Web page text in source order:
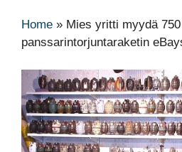
Home » Mies yritti myydä
panssarintorjuntaraketin